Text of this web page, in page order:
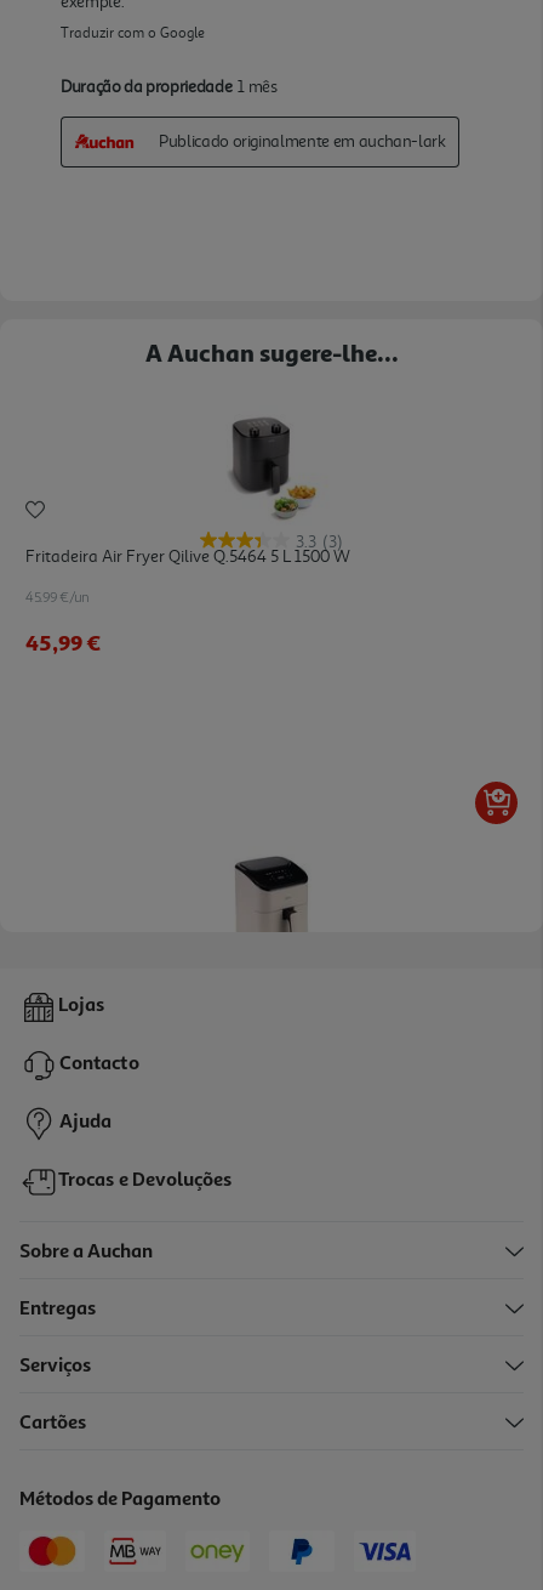
A Auchan sugere-lhe...
3.3 (3)
Fritadeira Air Fryer Qilive Q.5464 5 L 1500 W
45.99 €/un
45,99 €
Fritadeira Air Fryer Digital Qilive Q.5338 Creme 3l 1000w
39,99 €
Lojas
Contacto
Ajuda
Trocas e Devoluções
Sobre a Auchan
Entregas
Serviços
Cartões
Métodos de Pagamento